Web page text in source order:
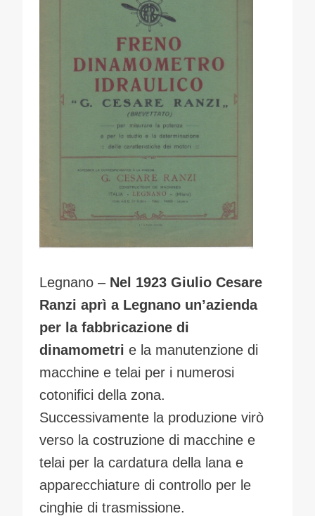
Legnano – Nel 1923 Giulio Cesare
Ranzi aprì a Legnano un’azienda
per la fabbricazione di
dinamometri e la manutenzione di
macchine e telai per i numerosi
cotonifici della zona.
Successivamente la produzione virò
verso la costruzione di macchine e
telai per la cardatura della lana e
apparecchiature di controllo per le
cinghie di trasmissione.